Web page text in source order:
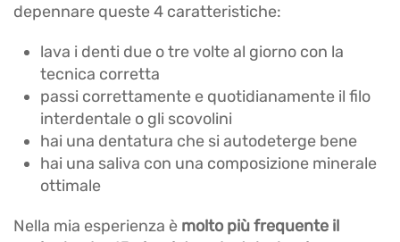
depennare queste 4 caratteristiche:
lava i denti due o tre volte al giorno con la
tecnica corretta
passi correttamente e quotidianamente il filo
interdentale o gli scovolini
hai una dentatura che si autodeterge bene
hai una saliva con una composizione minerale
ottimale
Nella mia esperienza è molto più frequente il